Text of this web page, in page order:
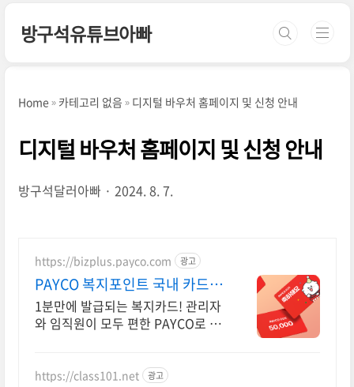
방구석유튜브아빠
Home 카테고리 없음 디지털 바우처 홈페이지 및 신청 안내
디지털 바우처 홈페이지 및 신청 안내
방구석달러아빠 2024. 8. 7.
https://bizplus.payco.com 광고
PAYCO 복지포인트 국내 카드가
맹점 어디서나
1분만에 발급되는 복지카드! 관리자
와 임직원이 모두 편한 PAYCO로 복
https://class101.net 광고